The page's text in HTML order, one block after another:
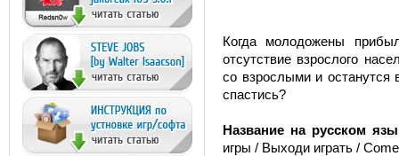
Когда молодожены
отсутствие взрослого
со взрослыми и
спастись?
Название на русском
игры / Выходи играть /